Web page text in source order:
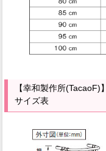
【幸和製作所
サイズ表